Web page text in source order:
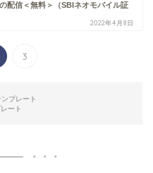
配信＜無料＞（SBIネオモバイル証
2022年4月8日
3
プレート
ート